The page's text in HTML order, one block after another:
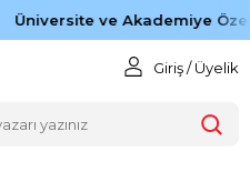
Üniversite ve Akademiye Özel
Giriş / Üyelik